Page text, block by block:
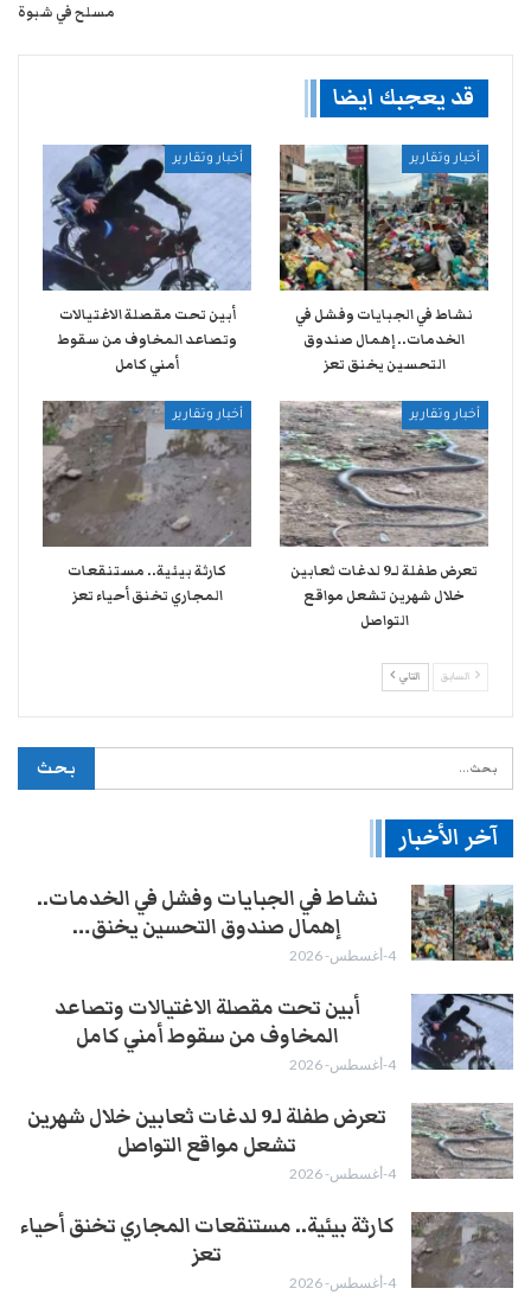
مسلح في شبوة
قد يعجبك ايضا
أخبار وتقارير
نشاط في الجبايات وفشل في
الخدمات.. إهمال صندوق
التحسين يخنق تعز
أخبار وتقارير
أبين تحت مقصلة الاغتيالات
وتصاعد المخاوف من سقوط
أمني كامل
أخبار وتقارير
تعرض طفلة لـ9 لدغات ثعابين
خلال شهرين تشعل مواقع
التواصل
أخبار وتقارير
كارثة بيئية.. مستنقعات
المجاري تخنق أحياء تعز
السابق التالي
آخر الأخبار
نشاط في الجبايات وفشل في الخدمات..
إهمال صندوق التحسين يخنق…
4-أغسطس- 2026
أبين تحت مقصلة الاغتيالات وتصاعد
المخاوف من سقوط أمني كامل
4-أغسطس- 2026
تعرض طفلة لـ9 لدغات ثعابين خلال شهرين
تشعل مواقع التواصل
4-أغسطس- 2026
كارثة بيئية.. مستنقعات المجاري تخنق أحياء
تعز
4-أغسطس- 2026